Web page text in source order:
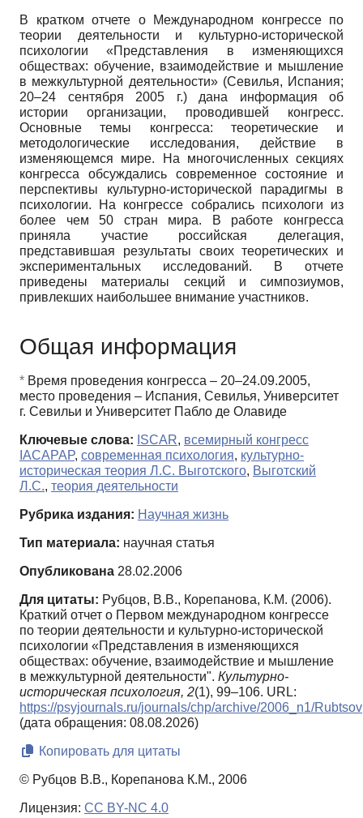
В кратком отчете о Международном конгрессе по
теории деятельности и культурно-исторической
психологии «Представления в изменяющихся
обществах: обучение, взаимодействие и мышление
в межкультурной деятельности» (Севилья, Испания;
20–24 сентября 2005 г.) дана информация об
истории организации, проводившей конгресс.
Основные темы конгресса: теоретические и
методологические исследования, действие в
изменяющемся мире. На многочисленных секциях
конгресса обсуждались современное состояние и
перспективы культурно-исторической парадигмы в
психологии. На конгрессе собрались психологи из
более чем 50 стран мира. В работе конгресса
приняла участие российская делегация,
представившая результаты своих теоретических и
экспериментальных исследований. В отчете
приведены материалы секций и симпозиумов,
привлекших наибольшее внимание участников.
Общая информация
* Время проведения конгресса – 20–24.09.2005,
место проведения – Испания, Севилья, Университет
г. Севильи и Университет Пабло де Олавиде
Ключевые слова: ISCAR, всемирный конгресс
IACAPAP, современная психология, культурно-
историческая теория Л.С. Выготского, Выготский
Л.С., теория деятельности
Рубрика издания: Научная жизнь
Тип материала: научная статья
Опубликована 28.02.2006
Для цитаты: Рубцов, В.В., Корепанова, К.М. (2006).
Краткий отчет о Первом международном конгрессе
по теории деятельности и культурно-исторической
психологии «Представления в изменяющихся
обществах: обучение, взаимодействие и мышление
в межкультурной деятельности". Культурно-
историческая психология, 2(1), 99–106. URL:
https://psyjournals.ru/journals/chp/archive/2006_n1/Rubtsov
(дата обращения: 08.08.2026)
Копировать для цитаты
© Рубцов В.В., Корепанова К.М., 2006
Лицензия: CC BY-NC 4.0